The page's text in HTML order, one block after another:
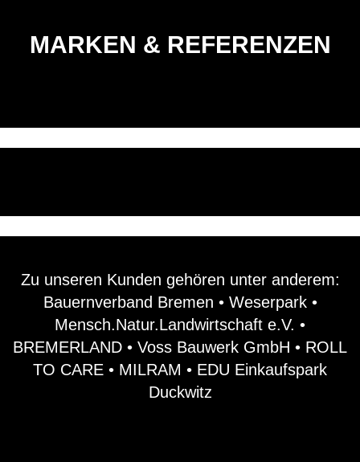
MARKEN & REFERENZEN
Zu unseren Kunden gehören unter anderem:
Bauernverband Bremen • Weserpark •
Mensch.Natur.Landwirtschaft e.V. •
BREMERLAND • Voss Bauwerk GmbH • ROLL
TO CARE • MILRAM • EDU Einkaufspark
Duckwitz